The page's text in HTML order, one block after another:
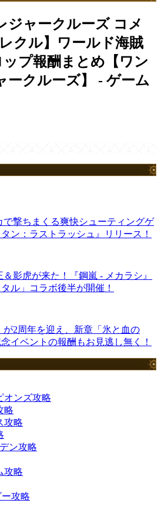
ジャークルーズ コメ
クル】ワールド海賊
プ報酬まとめ【ワン
ークルーズ】 - ゲーム
で撃ちまくる爽快シューティングゲ
ン：ラストラッシュ』リリース！
影虎が来た！『鋼嵐 - メカラシ』
ル」コラボ後半が開催！
が2周年を迎え、新章「氷と血の
イベントの報酬もお見逃し無く！
オンズ攻略
略
攻略
ン攻略
攻略
攻略